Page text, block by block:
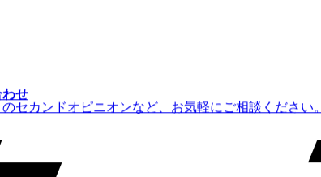
せ
セカンドオピニオンなど、お気軽にご相談ください。